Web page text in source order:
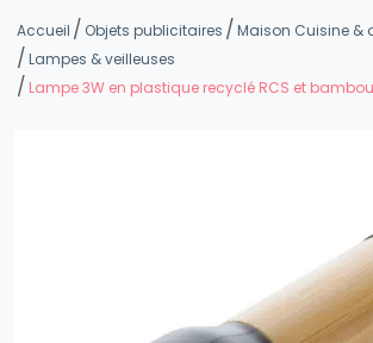
Accueil Objets publicitaires Maison Cuisine &
Lampes & veilleuses
Lampe 3W en plastique recyclé RCS et